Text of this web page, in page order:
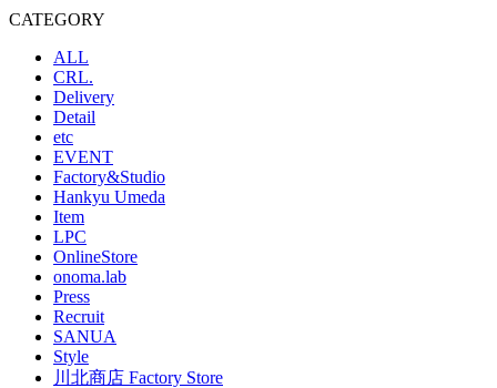
CATEGORY
ALL
CRL.
Delivery
Detail
etc
EVENT
Factory&Studio
Hankyu Umeda
Item
LPC
OnlineStore
onoma.lab
Press
Recruit
SANUA
Style
川北商店 Factory Store